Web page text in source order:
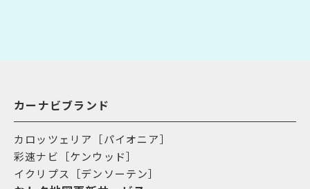
カーナビブランド
カロッツェリア［パイオニア］
彩速ナビ［ケンウッド］
イクリプス［デンソーテン］